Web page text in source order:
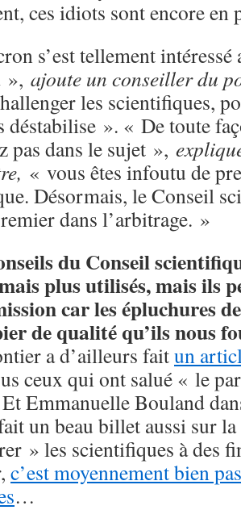
ces idiots sont encore en
s’est tellement intéressé
», ajoute un conseiller du
les scientifiques,
déstabilise ». « De toute
pas dans le sujet »,
« vous êtes infoutu de
Désormais, le Conseil
dans l’arbitrage. »
du Conseil
plus utilisés, mais ils
car les épluchures
de qualité qu’ils nous
a d’ailleurs faitun
ceux qui ont salué « le
Emmanuelle Bouland
un beau billet aussi sur
» les scientifiques à des
c’est moyennement bien
…